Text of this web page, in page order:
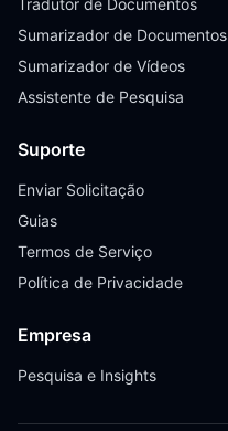
Tradutor de Documentos
Sumarizador de Documentos
Sumarizador de Vídeos
Assistente de Pesquisa
Suporte
Enviar Solicitação
Guias
Termos de Serviço
Política de Privacidade
Empresa
Pesquisa e Insights